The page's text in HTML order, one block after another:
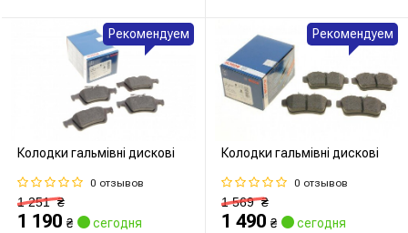
Колодки гальмівні дискові
0 отзывов
1 251₴
1 190 ₴ сегодня
Рекомендуем
Колодки гальмівні дискові
0 отзывов
1 569₴
1 490 ₴ сегодня
Рекомендуем